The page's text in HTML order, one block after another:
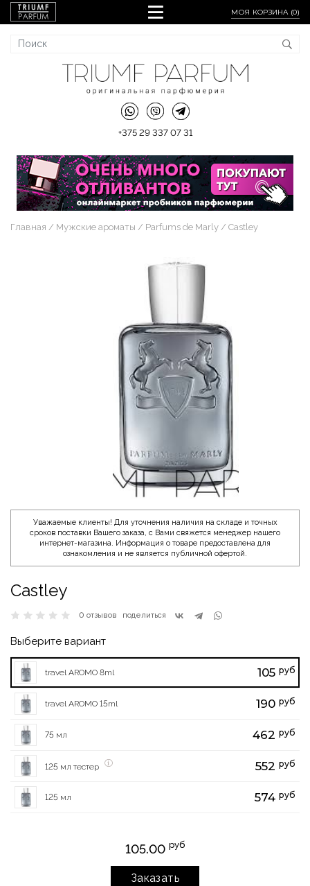
МОЯ КОРЗИНА (0)
+375 29 337 07 31
Главная Мужские ароматы Parfums de Marly Castley
Уважаемые клиенты! Для уточнения наличия на складе и точных
сроков поставки Вашего заказа, с Вами свяжется менеджер нашего
интернет-магазина. Информация о товаре предоставлена для
ознакомления и не является публичной офертой.
Castley
0 отзывов поделиться
Выберите вариант
travel AROMO 8ml 105 руб
travel AROMO 15ml 190 руб
75 мл 462 руб
125 мл тестер 552 руб
125 мл 574 руб
105.00 руб
Заказать